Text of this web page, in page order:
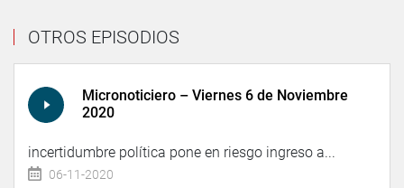
OTROS EPISODIOS
Micronoticiero – Viernes 6 de Noviembre
2020
incertidumbre política pone en riesgo ingreso a...
06-11-2020